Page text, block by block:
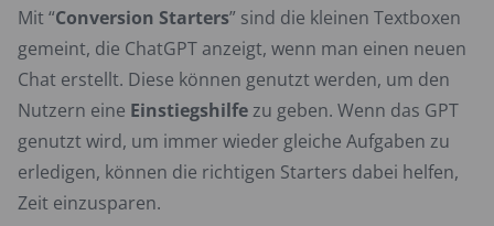
Mit “Conversion Starters” sind die kleinen Textboxen
gemeint, die ChatGPT anzeigt, wenn man einen neuen
Chat erstellt. Diese können genutzt werden, um den
Nutzern eine Einstiegshilfezu geben. Wenn das GPT
genutzt wird, um immer wieder gleiche Aufgaben zu
erledigen, können die richtigen Starters dabei helfen,
Zeit einzusparen.